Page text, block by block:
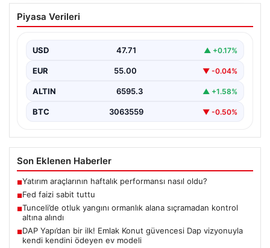
Fed faizi sabit tuttu
Piyasa Verileri
USD 47.71 ▲ +0.17%
EUR 55.00 ▼ -0.04%
ALTIN 6595.3 ▲ +1.58%
BTC 3063559 ▼ -0.50%
Son Eklenen Haberler
■Yatırım araçlarının haftalık performansı nasıl oldu?
■Fed faizi sabit tuttu
■Tunceli’de otluk yangını ormanlık alana sıçramadan kontrol
altına alındı
■DAP Yapı’dan bir ilk! Emlak Konut güvencesi Dap vizyonuyla
kendi kendini ödeyen ev modeli